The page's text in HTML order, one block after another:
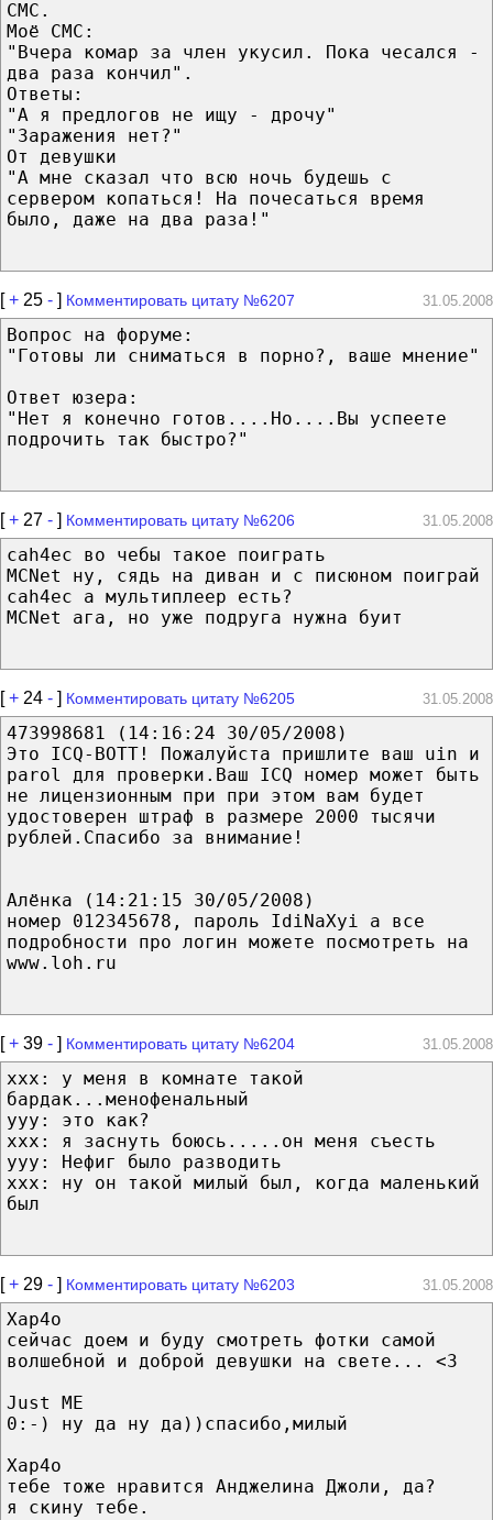
СМС.
Моё СМС:
"Вчера комар за член укусил. Пока чесался -
два раза кончил".
Ответы:
"А я предлогов не ищу - дрочу"
"Заражения нет?"
От девушки
"А мне сказал что всю ночь будешь с
сервером копаться! На почесаться время
было, даже на два раза!"
[+ 25 - ] Комментировать цитату №6207 31.05.2008
Вопрос на форуме:
"Готовы ли сниматься в порно?, ваше мнение"
Ответ юзера:
"Нет я конечно готов....Но....Вы успеете
подрочить так быстро?"
[+ 27 - ] Комментировать цитату №6206 31.05.2008
cah4ec во чебы такое поиграть
MCNet ну, сядь на диван и с писюном поиграй
cah4ec а мультиплеер есть?
MCNet ага, но уже подруга нужна буит
[+ 24 - ] Комментировать цитату №6205 31.05.2008
473998681 (14:16:24 30/05/2008)
Это ICQ-BOTT! Пожалуйста пришлите ваш uin и
parol для проверки.Ваш ICQ номер может быть
не лицензионным при при этом вам будет
удостоверен штраф в размере 2000 тысячи
рублей.Спасибо за внимание!
Алёнка (14:21:15 30/05/2008)
номер 012345678, пароль IdiNaXyi а все
подробности про логин можете посмотреть на
www.loh.ru
[+ 39 - ] Комментировать цитату №6204 31.05.2008
xxx: у меня в комнате такой
бардак...менофенальный
yyy: это как?
xxx: я заснуть боюсь.....он меня съесть
yyy: Нефиг было разводить
xxx: ну он такой милый был, когда маленький
был
[+ 29 - ] Комментировать цитату №6203 31.05.2008
Xap4o
сейчас доем и буду смотреть фотки самой
волшебной и доброй девушки на свете... <3
Just ME
0:-) ну да ну да))спасибо,милый
Xap4o
тебе тоже нравится Анджелина Джоли, да?
я скину тебе.